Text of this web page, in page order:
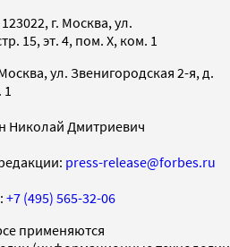
г. Москва, ул.
15, эт. 4, пом. X, ком. 1
ул. Звенигородская 2-я, д.
Николай Дмитриевич
press-release@forbes.ru
+7 (495) 565-32-06
применяются